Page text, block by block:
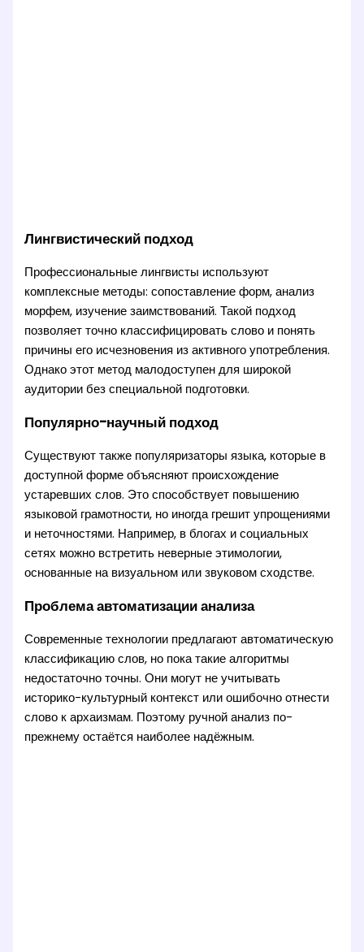
Лингвистический подход
Профессиональные лингвисты используют
комплексные методы: сопоставление форм, анализ
морфем, изучение заимствований. Такой подход
позволяет точно классифицировать слово и понять
причины его исчезновения из активного употребления.
Однако этот метод малодоступен для широкой
аудитории без специальной подготовки.
Популярно-научный подход
Существуют также популяризаторы языка, которые в
доступной форме объясняют происхождение
устаревших слов. Это способствует повышению
языковой грамотности, но иногда грешит упрощениями
и неточностями. Например, в блогах и социальных
сетях можно встретить неверные этимологии,
основанные на визуальном или звуковом сходстве.
Проблема автоматизации анализа
Современные технологии предлагают автоматическую
классификацию слов, но пока такие алгоритмы
недостаточно точны. Они могут не учитывать
историко-культурный контекст или ошибочно отнести
слово к архаизмам. Поэтому ручной анализ по-
прежнему остаётся наиболее надёжным.